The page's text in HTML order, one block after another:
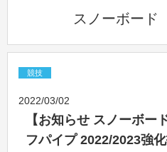
スノー
競技
2022/03/02
【お知らせ スノーボー
フパイプ 2022/2023強